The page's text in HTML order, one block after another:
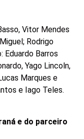
Vitor Mendes
Rodrigo
Eduardo Barros
Yago Lincoln,
Marques e
e Iago Teles.
e do parceiro